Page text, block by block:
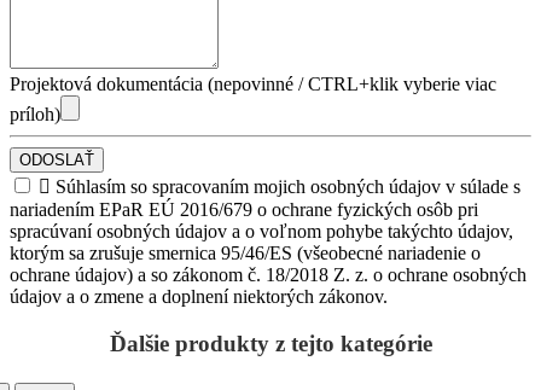
Projektová dokumentácia (nepovinné / CTRL+klik vyberie viac
príloh)
ODOSLAŤ
 Súhlasím so spracovaním mojich osobných údajov v súlade s
nariadením EPaR EÚ 2016/679 o ochrane fyzických osôb pri
spracúvaní osobných údajov a o voľnom pohybe takýchto údajov,
ktorým sa zrušuje smernica 95/46/ES (všeobecné nariadenie o
ochrane údajov) a so zákonom č. 18/2018 Z. z. o ochrane osobných
údajov a o zmene a doplnení niektorých zákonov.
Ďalšie produkty z tejto kategórie